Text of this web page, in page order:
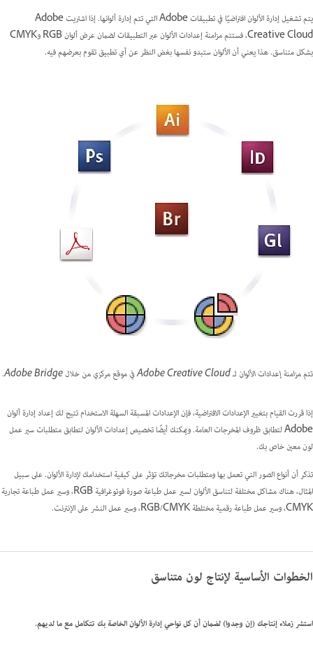
يتم تشغيل إدارة الألوان افتراضيًا في تطبيقات Adobe التي تتم إدارة ألوانها. إذا اشتريت Adobe
Creative Cloud، فستتم مزامنة إعدادات الألوان عبر التطبيقات لضمان عرض ألوان RGB وCMYK
بشكل متناسق. هذا يعني أن الألوان ستبدو نفسها بغض النظر عن أي تطبيق تقوم بعرضهم فيه.
تتم مزامنة إعدادات الألوان لـ Adobe Creative Cloud في موقع مركزي من خلال Adobe Bridge.
إذا قررت القيام بتغيير الإعدادات الافتراضية، فإن الإعدادات المسبقة السهلة الاستخدام تتيح لك إعداد إدارة ألوان
Adobe لتطابق ظروف المخرجات العامة. ويمكنك أيضًا تخصيص إعدادات الألوان لتطابق متطلبات سير عمل
لون معين خاص بك.
تذكر أن أنواع الصور التي تعمل بها ومتطلبات مخرجاتك تؤثر على كيفية استخدامك لإدارة الألوان. على سبيل
المثال، هناك مشاكل مختلفة لتناسق الألوان لسير عمل طباعة صورة فوتوغرافية RGB، وسير عمل طباعة تجارية
CMYK، وسير عمل طباعة رقمية مختلطة RGB/CMYK، وسير عمل النشر على الإنترنت.
الخطوات الأساسية لإنتاج لون متناسق
استشر زملاء إنتاجك (إن وجدوا) لضمان أن كل نواحي إدارة الألوان الخاصة بك تتكامل مع ما لديهم.